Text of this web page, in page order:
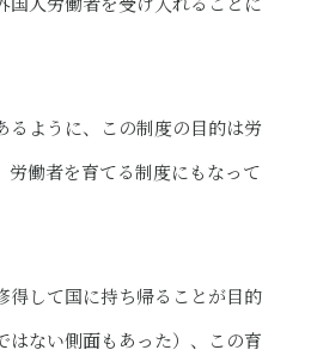
るように、この制度の目的は労
労働者を育てる制度にもなって
得して国に持ち帰ることが目的
はない側面もあった）、この育